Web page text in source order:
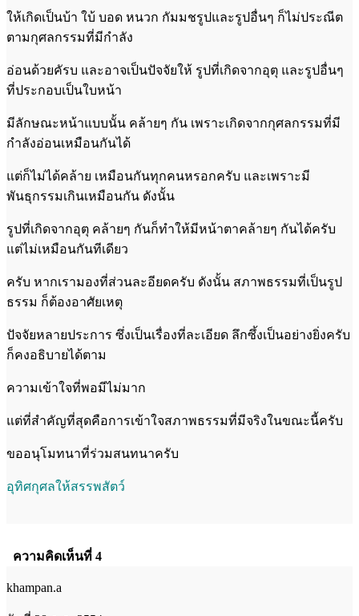
ให้เกิดเป็นบ้า ใบ้ บอด หนวก กัมมชรูปและรูปอื่นๆ ก็ไม่ประณีต
ตามกุศลกรรมที่มีกำลัง
อ่อนด้วยคัรบ และอาจเป็นปัจจัยให้ รูปที่เกิดจากอุตุ และรูปอื่นๆ
ที่ประกอบเป็นใบหน้า
มีลักษณะหน้าแบบนั้น คล้ายๆ กัน เพราะเกิดจากกุศลกรรมที่มี
กำลังอ่อนเหมือนกันได้
แต่ก็ไม่ได้คล้าย เหมือนกันทุกคนหรอกครับ และเพราะมี
พันธุกรรมเกินเหมือนกัน ดังนั้น
รูปที่เกิดจากอุตุ คล้ายๆ กันก็ทำให้มีหน้าตาคล้ายๆ กันได้ครับ
แต่ไม่เหมือนกันทีเดียว
ครับ หากเรามองที่ส่วนละอียดครับ ดังนั้น สภาพธรรมที่เป็นรูป
ธรรม ก็ต้องอาศัยเหตุ
ปัจจัยหลายประการ ซึ่งเป็นเรื่องที่ละเอียด ลึกซึ้งเป็นอย่างยิ่งครับ
ก็คงอธิบายได้ตาม
ความเข้าใจที่พอมีไม่มาก
แต่ที่สำคัญที่สุดคือการเข้าใจสภาพธรรมที่มีจริงในขณะนี้ครับ
ขออนุโมทนาที่ร่วมสนทนาครับ
อุทิศกุศลให้สรรพสัตว์
ความคิดเห็นที่ 4
khampan.a